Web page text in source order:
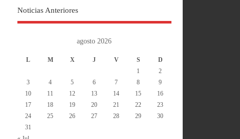
Noticias Anteriores
agosto 2026
L M X J V S
D
1
2
3
4 5 6 7 8
9
10
11 12 13 14 15
16
17
18 19 20 21 22
23
24
25 26 27 28 29
30
31